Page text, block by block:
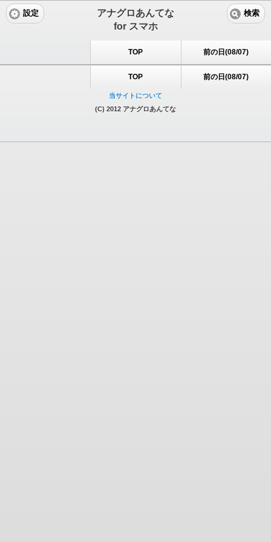
アナグロあんてな
for スマホ
設定 検索
TOP 前の日(08/07)
TOP 前の日(08/07)
当サイトについて
(C) 2012 アナグロあんてな